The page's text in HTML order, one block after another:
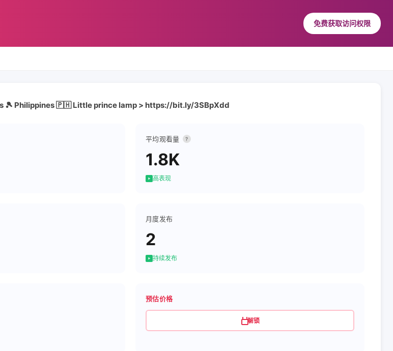
免费获取访问权限
🎾 Philippines 🇵🇭 Little prince lamp > https://bit.ly/3SBpXdd
平均观看量 ?
1.8K
高表现
月度发布
2
持续发布
预估价格
解锁